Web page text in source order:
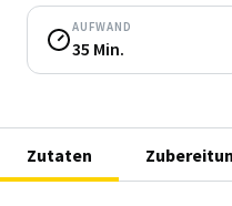
AUFWAND
35 Min.
Zutaten